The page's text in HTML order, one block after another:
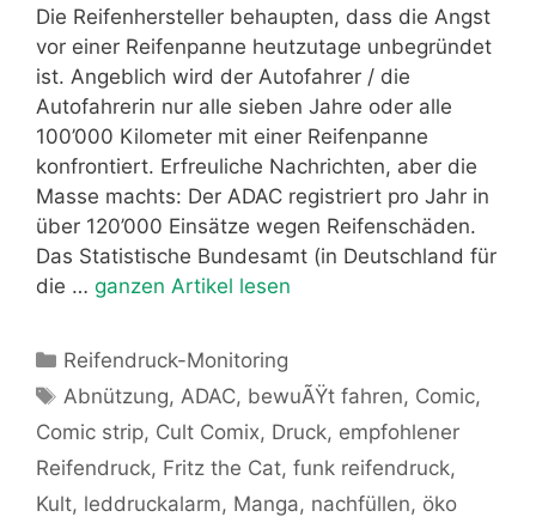
Die Reifenhersteller behaupten, dass die Angst
vor einer Reifenpanne heutzutage unbegründet
ist. Angeblich wird der Autofahrer / die
Autofahrerin nur alle sieben Jahre oder alle
100’000 Kilometer mit einer Reifenpanne
konfrontiert. Erfreuliche Nachrichten, aber die
Masse machts: Der ADAC registriert pro Jahr in
über 120’000 Einsätze wegen Reifenschäden.
Das Statistische Bundesamt (in Deutschland für
die … ganzen Artikel lesen
Kategorien
Reifendruck-Monitoring
Schlagwörter
Abnützung,ADAC, bewuÃŸt fahren, Comic,
Comic strip, Cult Comix, Druck, empfohlener
Reifendruck, Fritz the Cat, funk reifendruck,
Kult, leddruckalarm, Manga, nachfüllen, öko